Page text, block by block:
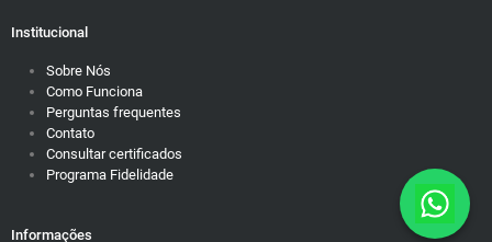
Institucional
Sobre Nós
Como Funciona
Perguntas frequentes
Contato
Consultar certificados
Programa Fidelidade
Informações